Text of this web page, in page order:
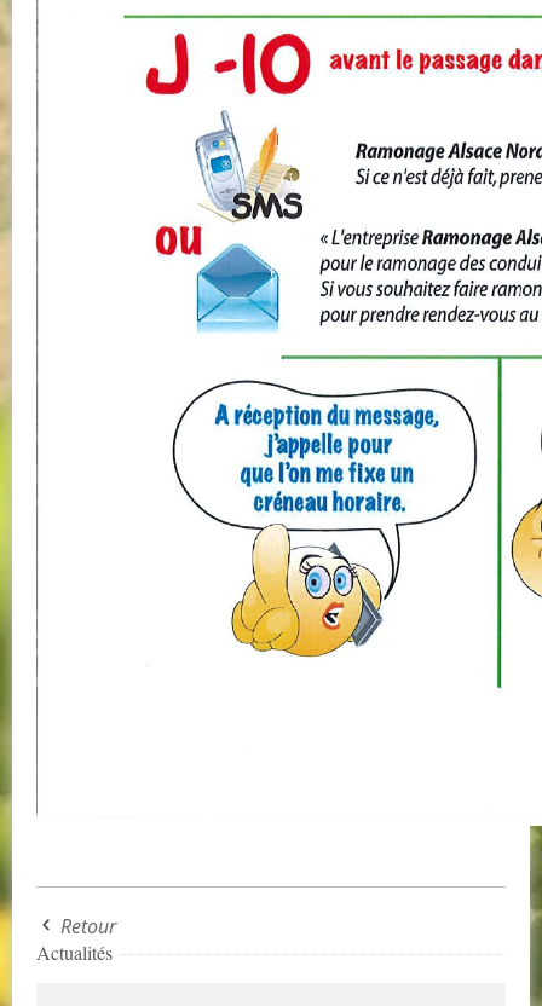
Retour
Actualités